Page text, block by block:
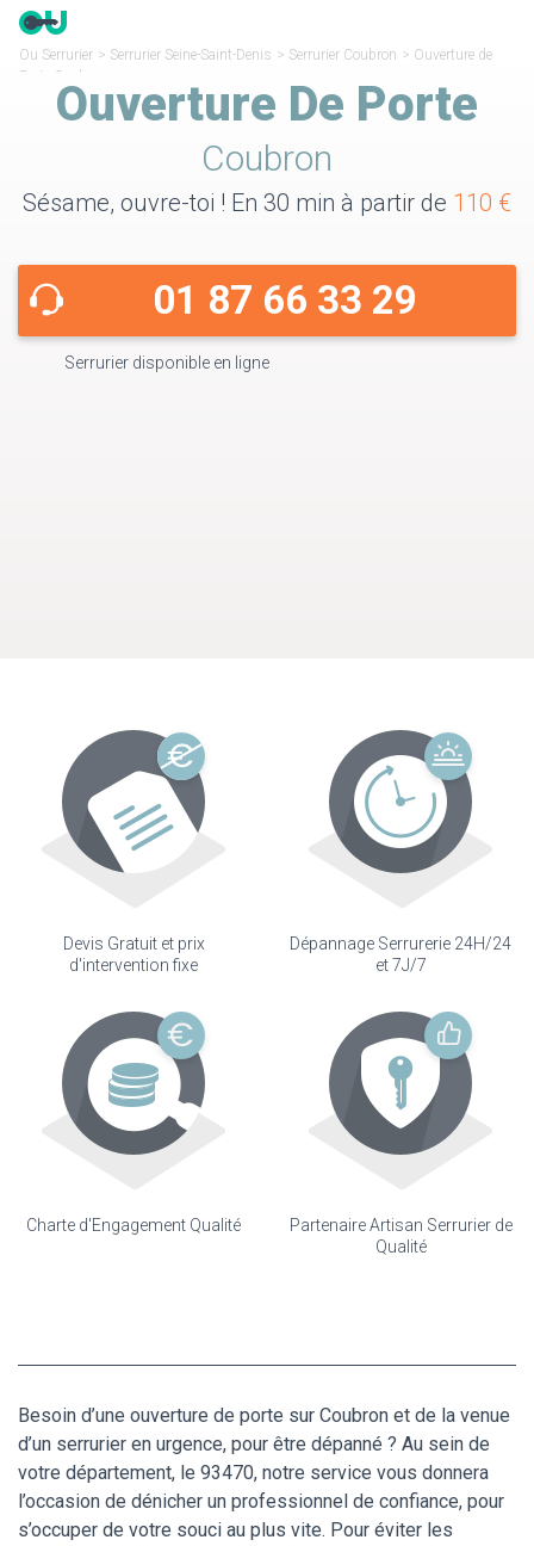
Ou Serrurier > Serrurier Seine-Saint-Denis > Serrurier Coubron > Ouverture de
Porte Coubron
Ouverture De Porte
Coubron
Sésame, ouvre-toi ! En 30 min à partir de 110 €
01 87 66 33 29
Serrurier disponible en ligne
Devis Gratuit et prix
d'intervention fixe
Dépannage Serrurerie 24H/24
et 7J/7
Charte d'Engagement Qualité
Partenaire Artisan Serrurier de
Qualité
Besoin d’une ouverture de porte sur Coubron et de la venue
d’un serrurier en urgence, pour être dépanné ? Au sein de
votre département, le 93470, notre service vous donnera
l’occasion de dénicher un professionnel de confiance, pour
s’occuper de votre souci au plus vite. Pour éviter les